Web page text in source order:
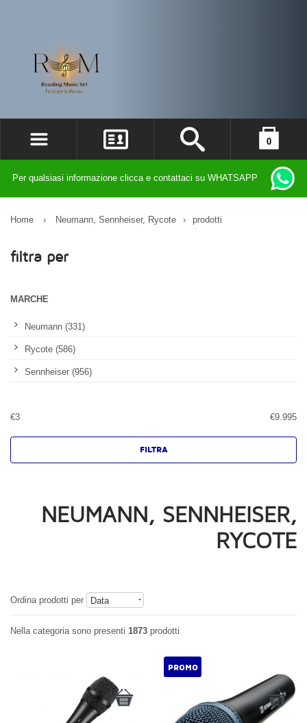
ACCEDI
REGISTRATI
0
Per qualsiasi informazione clicca e contattaci su WHATSAPP
Home › Neumann, Sennheiser, Rycote › prodotti
filtra per
MARCHE
Neumann (331)
Rycote (586)
Sennheiser (956)
€3 €9.995
NEUMANN, SENNHEISER,
RYCOTE
Ordina prodotti per Data
Nella categoria sono presenti 1873 prodotti
PROMO